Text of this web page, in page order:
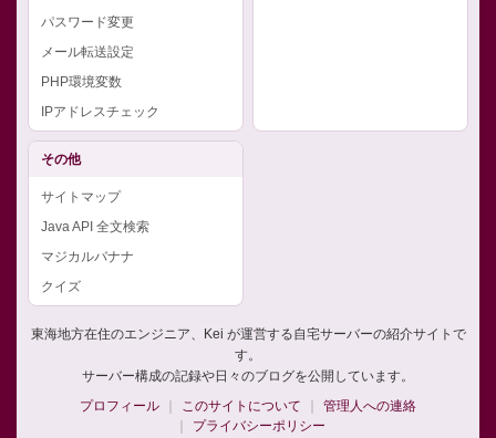
パスワード変更
メール転送設定
PHP環境変数
IPアドレスチェック
その他
サイトマップ
Java API 全文検索
マジカルバナナ
クイズ
東海地方在住のエンジニア、Kei が運営する自宅サーバーの紹介サイトで
す。
サーバー構成の記録や日々のブログを公開しています。
プロフィール
このサイトについて
管理人への連絡
プライバシーポリシー